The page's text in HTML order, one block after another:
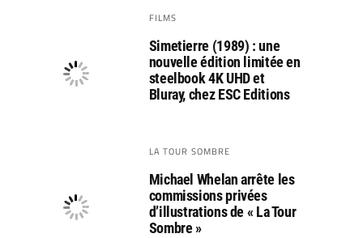
FILMS
Simetierre (1989) : une
nouvelle édition limitée en
steelbook 4K UHD et
Bluray, chez ESC Editions
LA TOUR SOMBRE
Michael Whelan arrête les
commissions privées
d’illustrations de « La Tour
Sombre »